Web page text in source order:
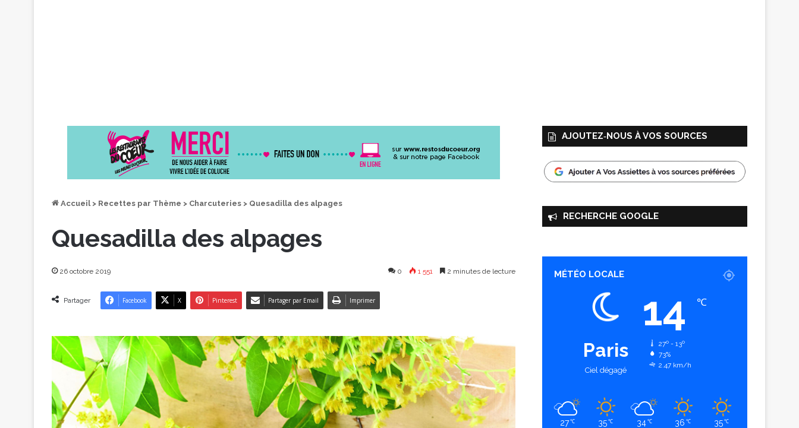
Accueil > Recettes par Thème > Charcuteries > Quesadilla des alpages
Quesadilla des alpages
26 octobre 2019 0 1 551 2 minutes de lecture
Partager Facebook X Pinterest Partager par Email Imprimer
AJOUTEZ‑NOUS À VOS SOURCES
RECHERCHE GOOGLE
MÉTÉO LOCALE
Paris
Ciel dégagé
14 ℃
27º - 13º
73%
2.47 km/h
27 ℃ 35 ℃ 34 ℃ 36 ℃ 35 ℃